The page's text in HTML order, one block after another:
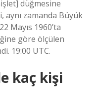
düğmesine
aynı zamanda Büyük
Mayıs 1960’ta
göre ölçülen
19:00 UTC.
kaç kişi